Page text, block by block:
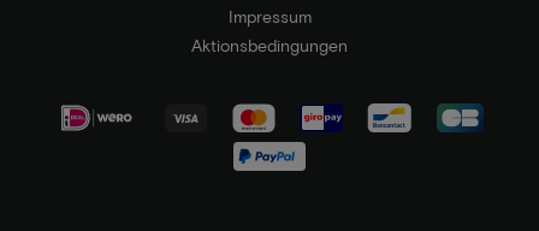
Impressum
Aktionsbedingungen